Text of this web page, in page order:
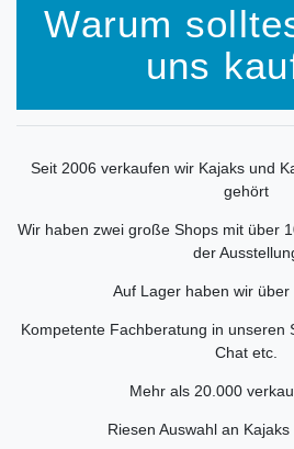
Warum
uns
Seit 2006 verkaufen wir Kajaks und
gehört
Wir haben zwei große Shops mit über
der
Auf Lager haben wir über
Kompetente Fachberatung in unseren
Chat etc.
Mehr als 20.000
Riesen Auswahl an